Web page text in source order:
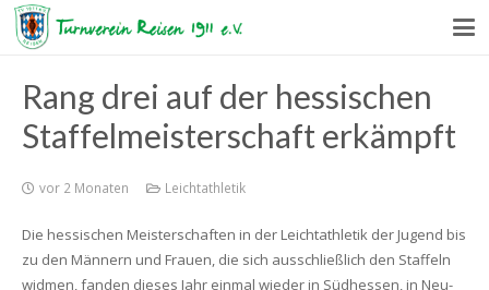
Rang drei auf der hessischen
Staffelmeisterschaft erkämpft
vor 2 Monaten Leichtathletik
Die hessischen Meisterschaften in der Leichtathletik der Jugend bis
zu den Männern und Frauen, die sich ausschließlich den Staffeln
widmen, fanden dieses Jahr einmal wieder in Südhessen, in Neu-